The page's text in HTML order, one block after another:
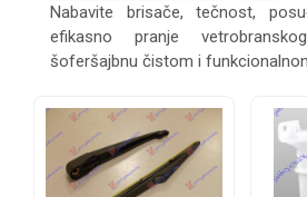
Nabavite brisače, tečnost,
efikasno pranje
šoferšajbnu čistom i